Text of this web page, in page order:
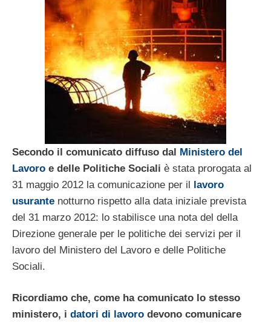
Secondo il comunicato diffuso dal Ministero del
Lavoro e delle Politiche Sociali è stata prorogata al
31 maggio 2012 la comunicazione per il lavoro
usurante notturno rispetto alla data iniziale prevista
del 31 marzo 2012: lo stabilisce una nota del della
Direzione generale per le politiche dei servizi per il
lavoro del Ministero del Lavoro e delle Politiche
Sociali.
Ricordiamo che, come ha comunicato lo stesso
ministero, i datori di lavoro devono comunicare